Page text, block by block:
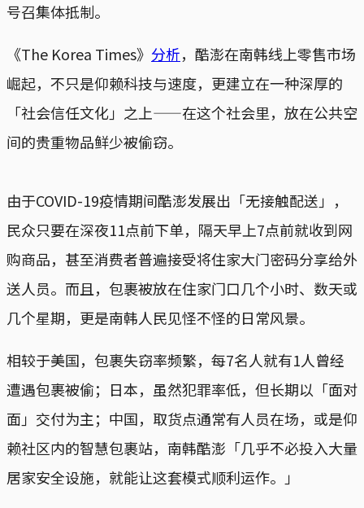
号召集体抵制。
《The Korea Times》 分析，酷澎在南韩线上零售市场
崛起，不只是仰赖科技与速度，更建立在一种深厚的
「社会信任文化」之上——在这个社会里，放在公共空
间的贵重物品鲜少被偷窃。
由于COVID-19疫情期间酷澎发展出「无接触配送」，
民众只要在深夜11点前下单，隔天早上7点前就收到网
购商品，甚至消费者普遍接受将住家大门密码分享给外
送人员。而且，包裹被放在住家门口几个小时、数天或
几个星期，更是南韩人民见怪不怪的日常风景。
相较于美国，包裹失窃率频繁，每7名人就有1人曾经
遭遇包裹被偷；日本，虽然犯罪率低，但长期以「面对
面」交付为主；中国，取货点通常有人员在场，或是仰
赖社区内的智慧包裹站，南韩酷澎「几乎不必投入大量
居家安全设施，就能让这套模式顺利运作。」